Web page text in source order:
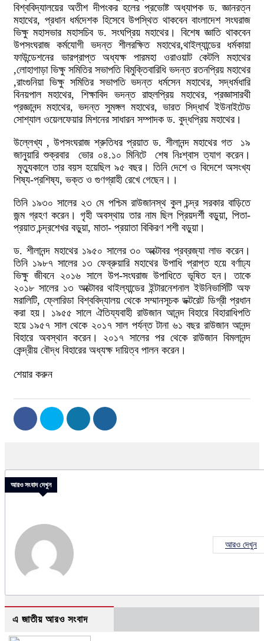
বিশ্ববিদ্যালয়ের অতীশ দীপংকর হলের প্রভোষ্ট অধ্যাপক ড. জ্ঞানরত্ন
মহাথের, প্রধান ধর্মদেশক হিসেবে উপস্থিত থাকবেন বাংলাদেশ সংঘরাজ
ভিক্ষু মহাসভার মহাসচিব ড. সংঘপ্রিয় মহাথের। বিশেষ জ্ঞাতি থাকবেন
উপসংঘরাজ কর্মযোগী ভদন্ত শীলরক্ষিত মহাথের,থাইল্যান্ডের ধর্মকায়া
ফাউন্ডেশনের ভারপ্রাপ্ত অধ্যক্ষ পারমহা ওরাওয়াট কেটলি মহাথের
,লোহাগাড়া ভিক্ষু সমিতির সভাপতি বিমুক্তিবারিধি ভদন্ত রতনপ্রিয় মহাথের
,রাংগুনিয়া ভিক্ষু সমিতির সভাপতি ভদন্ত ধর্মসেন মহাথের, সদ্ধর্মধারি
বিনয়পাল মহাথের, শিক্ষাবিদ ভদন্ত রাহুলপ্রিয় মহাথের, প্রজ্ঞাসারথী
প্রজ্ঞানন্দ মহাথের, ভদন্ত সুমঙ্গল মহাথের, ভারত সিদ্ধার্থ ইউনাইটেড
সোশ্যাল ওয়েলফেয়ার মিশনের সাধারন সম্পাদক ড. বুদ্ধপ্রিয় মহাথের।
উল্লেখ্য , উপসংঘরাজ শ্রুতিধর প্রয়াত ড. শীলানন্দ মহাথের গত ১৯
জানুয়ারি শুক্রবার ভোর ০৪.১০ মিনিটে শেষ নিঃশ্বাস ত্যাগ করেন।
মৃত্যুকালে তার বয়স হয়েছিল ৯৫ বছর। তিনি দেশে ও বিদেশে অসংখ্য
শিষ্য-প্রশিষ্য, ভক্ত ও গুণগ্রাহী রেখে গেছেন।।
তিনি ১৯৩০ সালের ২৩ মে পশ্চিম রাউজানস্থ কুল চন্দ্র সরকার বাড়িতে
জন্ম গ্রহণ করেন। গৃহী অবস্থায় তার নাম ছিল প্রিয়দর্শী বড়ুয়া, পিতা-
প্রয়াত চন্দ্রশেখর বড়ুয়া, মাতা- প্রয়াতা বিকিরণ শশী বড়ুয়া।
ড. শীলানন্দ মহাথের ১৯৫০ সালের ৩০ অক্টোবর প্রব্রজ্যা লাভ করেন।
তিনি ১৯৮৭ সালের ১৩ ফেব্রুয়ারি মহাথের উপাধি প্রাপ্ত হয়ে বর্ণাঢ্য
ভিক্ষু জীবনে ২০১৬ সালে উপ-সংঘরাজ উপাধিতে ভূষিত হন। তাকে
২০১৮ সালের ১৩ অক্টোবর থাইল্যান্ডের ইন্টারনেশনাল ইউনিভার্সিটি অফ
মরালিটি, ফ্লোরিডা বিশ্ববিদ্যালয় থেকে সম্মানসূচক ডক্টরেট ডিগ্রী প্রধান
করা হয়। ১৯৫৫ সালে ঐতিয্যবাহী রাউজান আনন্দ বিহারে বিহারাধিপতি
হয়ে ১৯৫৭ সাল থেকে ২০১৭ সাল পর্যন্ত টানা ৬১ বছর রাউজান আনন্দ
বিহারে অবস্থান করেন। ২০১৭ সালের পর থেকে রাউজান বিমলানন্দ
কেন্দ্রীয় বৌদ্ধ বিহারের অধ্যক্ষ দায়িত্ব পালন করেন।
শেয়ার করুন
আরও সংবাদ দেখুন
আরও দেখুন
এ জাতীয় আরও সংবাদ